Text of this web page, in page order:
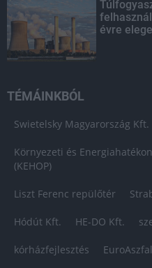
évre
TÉMÁINKBÓL
Swietelsky Magyarország Kft.
Környezeti és
(KEHOP)
Liszt Ferenc repülőtér
Hódút Kft. HE-DO Kft.
kórházfejlesztés